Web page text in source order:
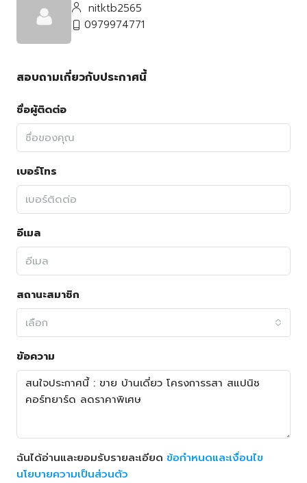
nitktb2565
0979974771
สอบถามเกี่ยวกับประกาศนี้
ชื่อผู้ติดต่อ
เบอร์โทร
อีเมล
สถานะสมาชิก
เลือก
ข้อความ
ฉันได้อ่านและยอมรับรายละเอียด ข้อกำหนดและเงื่อนไข
นโยบายความเป็นส่วนตัว